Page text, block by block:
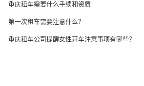
重庆租车需要什么手续和资质
第一次租车需要注意什么？
重庆租车公司提醒女性开车注意事项有哪些？